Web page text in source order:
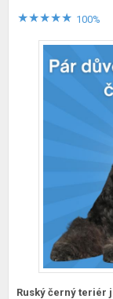
100%
Ruský černý teriér